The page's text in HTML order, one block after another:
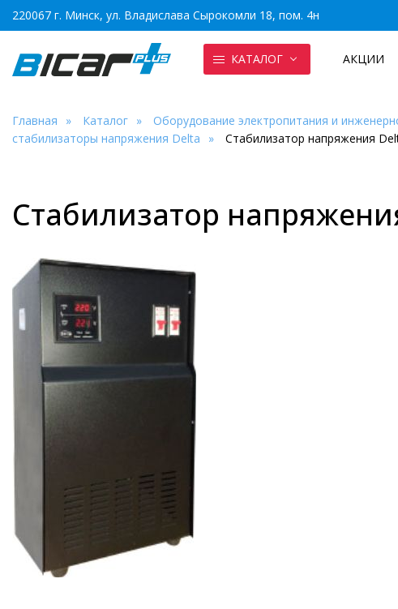
220067 г. Минск, ул. Владислава Сырокомли 18, пом. 4н
КАТАЛОГ АКЦИИ
Главная Каталог Оборудование электропитания и
стабилизаторы напряжения Delta
Стабилизатор напряжения
Стабилизатор